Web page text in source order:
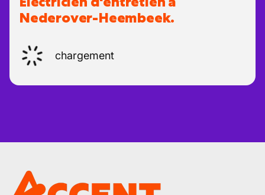
Nederover-Heembeek.
chargement